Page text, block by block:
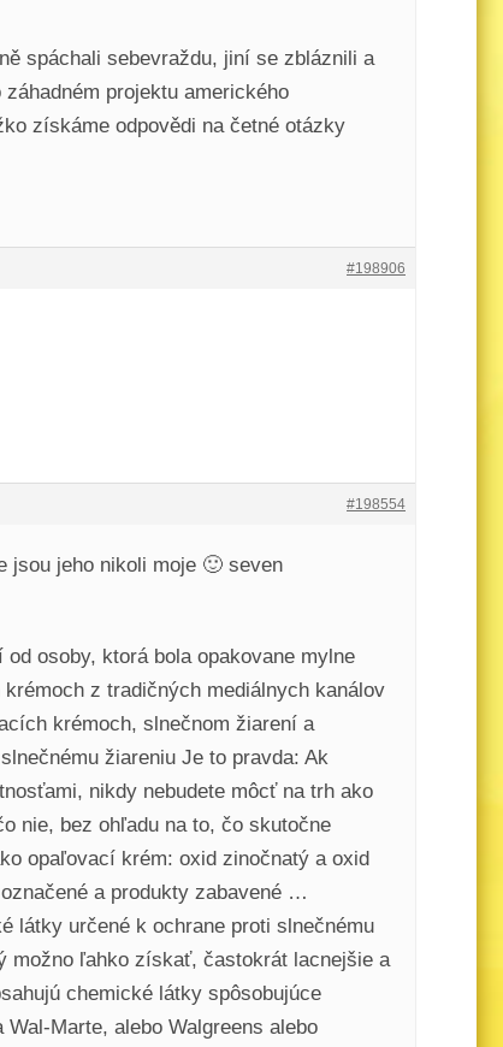
spáchali sebevraždu, jiní se zbláznili a
projektu amerického
získáme odpovědi na četné otázky
#198906
#198554
jsou jeho nikoli moje 🙂 seven
osoby, ktorá bola opakovane mylne
z tradičných mediálnych kanálov
krémoch, slnečnom žiarení a
žiareniu Je to pravda: Ak
nikdy nebudete môcť na trh ako
nie, bez ohľadu na to, čo skutočne
opaľovací krém: oxid zinočnatý a oxid
a produkty zabavené …
látky určené k ochrane proti slnečnému
možno ľahko získať, častokrát lacnejšie a
chemické látky spôsobujúce
Marte, alebo Walgreens alebo